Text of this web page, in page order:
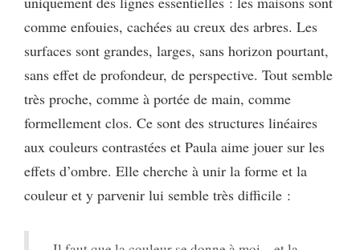
comme enfouies, cachées au creux des arbres. Les
surfaces sont grandes, larges, sans horizon pourtant,
sans effet de profondeur, de perspective. Tout semble
très proche, comme à portée de main, comme
formellement clos. Ce sont des structures linéaires
aux couleurs contrastées et Paula aime jouer sur les
effets d’ombre. Elle cherche à unir la forme et la
couleur et y parvenir lui semble très difficile :